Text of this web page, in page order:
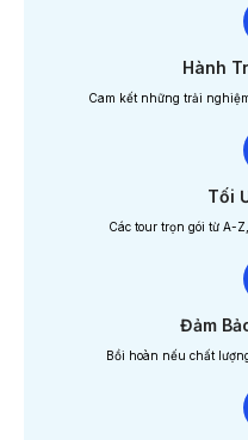
Hành
Cam kết những trải
Tối
Các tour trọn gói từ A-
Đảm
Bồi hoàn nếu chất